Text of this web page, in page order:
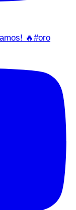
🔥#oro